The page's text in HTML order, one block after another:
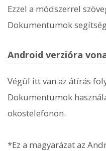
Ezzel a módszerrel
Dokumentumok
Android verzióra
Végül itt van az átírás
Dokumentumok
okostelefonon.
*Ez a magyarázat az